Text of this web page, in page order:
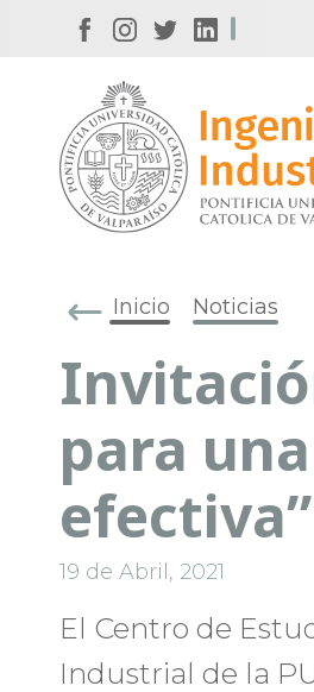
Inicio Noticias
para
efectiva”
19 de Abril, 2021
El Centro de
Industrial de la